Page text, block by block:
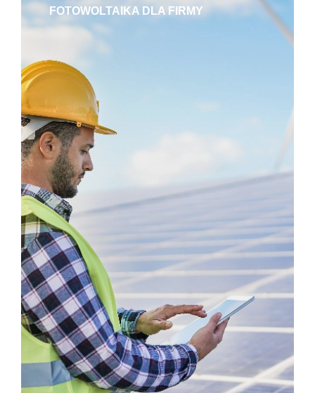
FOTOWOLTAIKA DLA FIRMY